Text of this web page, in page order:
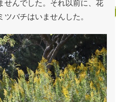
せんでした。それ以前に、花
バチはいませんした。